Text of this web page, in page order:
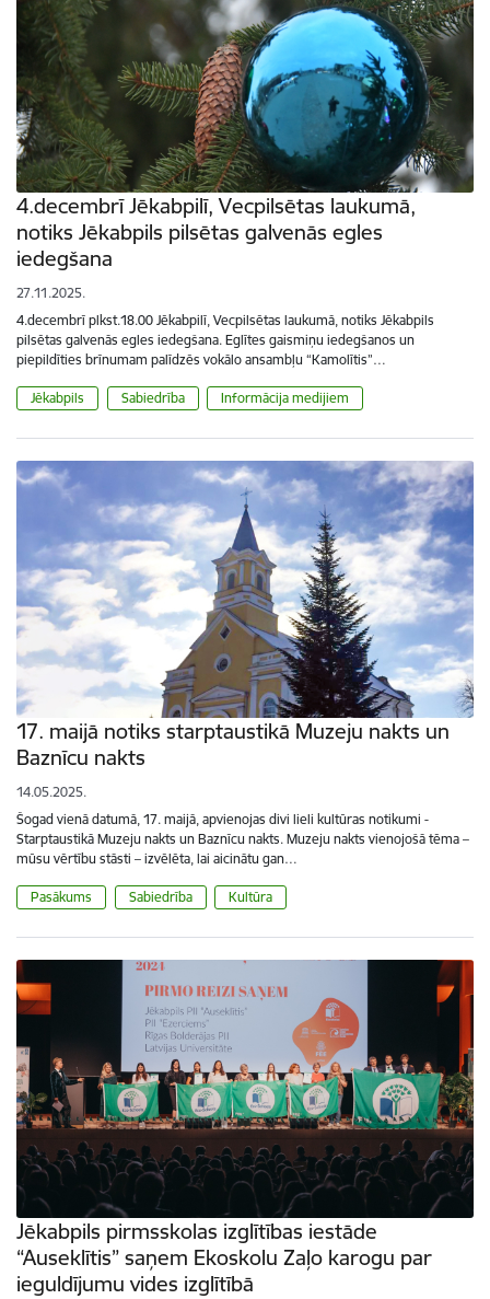
4.decembrī Jēkabpilī, Vecpilsētas laukumā,
notiks Jēkabpils pilsētas galvenās egles
iedegšana
27.11.2025.
4.decembrī plkst.18.00 Jēkabpilī, Vecpilsētas laukumā, notiks Jēkabpils
pilsētas galvenās egles iedegšana. Eglītes gaismiņu iedegšanos un
piepildīties brīnumam palīdzēs vokālo ansambļu “Kamolītis”…
Jēkabpils Sabiedrība Informācija medijiem
17. maijā notiks starptaustikā Muzeju nakts un
Baznīcu nakts
14.05.2025.
Šogad vienā datumā, 17. maijā, apvienojas divi lieli kultūras notikumi -
Starptaustikā Muzeju nakts un Baznīcu nakts. Muzeju nakts vienojošā tēma –
mūsu vērtību stāsti – izvēlēta, lai aicinātu gan…
Pasākums Sabiedrība Kultūra
Jēkabpils pirmsskolas izglītības iestāde
“Auseklītis” saņem Ekoskolu Zaļo karogu par
ieguldījumu vides izglītībā